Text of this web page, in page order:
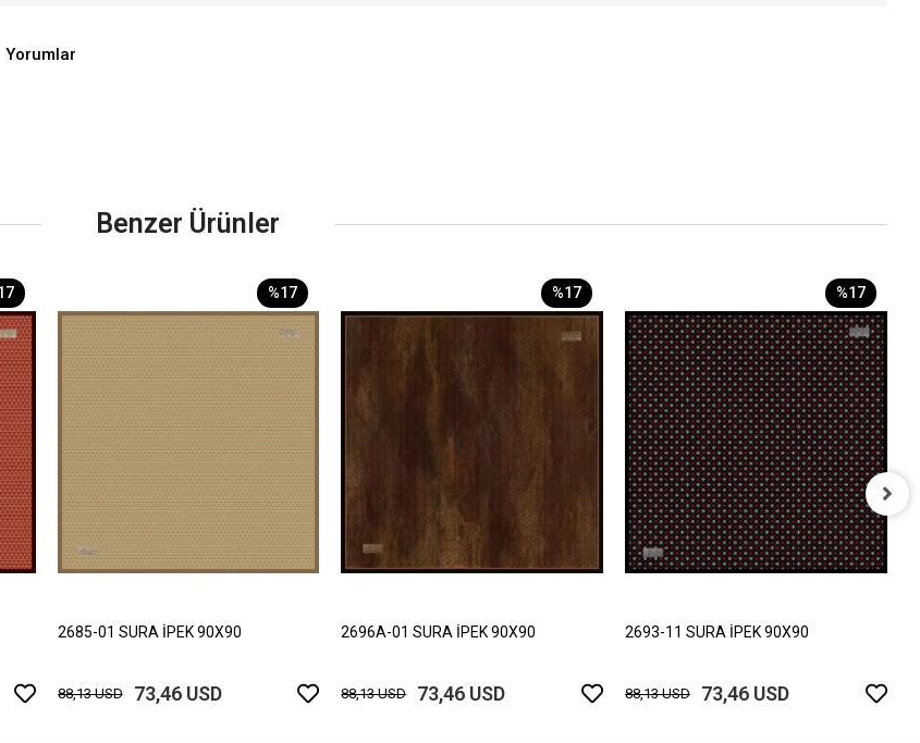
Yorumlar
Benzer Ürünler
%17
2685-01 SURA İPEK 90X90
88,13 USD 73,46 USD
%17
2696A-01 SURA İPEK 90X90
88,13 USD 73,46 USD
%17
2693-11 SURA İPEK 90X90
88,13 USD 73,46 USD